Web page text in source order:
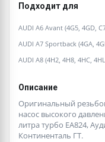
Подходит для
AUDI A6 Avant (4G5, 4GD,
AUDI A7 Sportback (4GA,
AUDI A8 (4H2, 4H8, 4HC,
Описание
Оригинальный
насос высокого
литра турбо ЕА824,
Континенталь ГТ.